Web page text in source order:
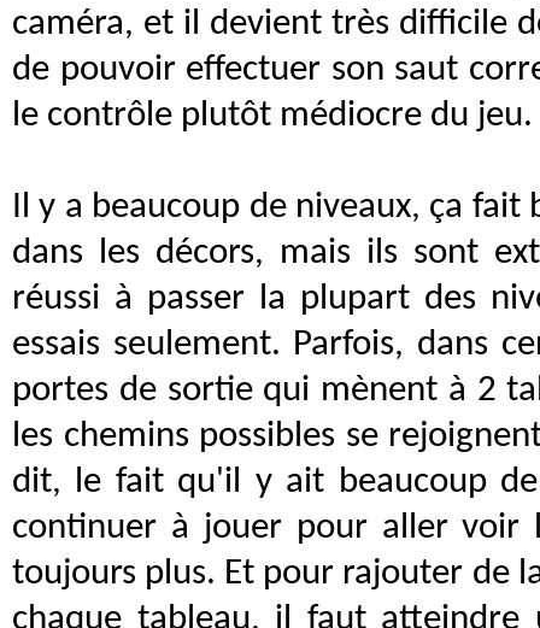
caméra, et il devient très difficile
de pouvoir effectuer son saut
le contrôle plutôt médiocre du jeu.
Il y a beaucoup de niveaux, ça fait
dans les décors, mais ils sont
réussi à passer la plupart des
essais seulement. Parfois, dans
portes de sortie qui mènent à 2
les chemins possibles se
dit, le fait qu'il y ait beaucoup
continuer à jouer pour aller voir
toujours plus. Et pour rajouter de
chaque tableau, il faut atteindre